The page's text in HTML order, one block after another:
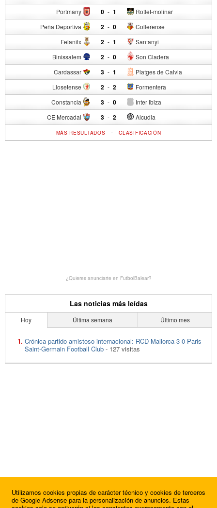
Portmany 0 - Rotlet-molinar
1
Peña Deportiva 2 - Collerense
0
Felanitx 2 - Santanyi
1
Binissalem 2 - Son Cladera
0
Cardassar 3 - Platges de Calvia
1
Llosetense 2 - Formentera
2
Constancia 3 - Inter Ibiza
0
CE Mercadal 3 - Alcudia
2
MÁS RESULTADOS -CLASIFICACIÓN
¿Quieres anunciarte en FutbolBalear?
Las noticias más leídas
Hoy Última semana Último mes
Crónica partido amistoso internacional: RCD Mallorca 3-0 Paris
Saint-Germain Football Club - 127 visitas
Utilizamos cookies propias de carácter técnico y cookies de terceros
de Google Adsense para la personalización de anuncios. Estas